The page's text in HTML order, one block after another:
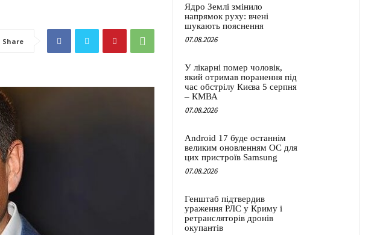
Share
Ядро Землі змінило
напрямок руху: вчені
шукають пояснення
07.08.2026
У лікарні помер чоловік,
який отримав поранення під
час обстрілу Києва 5 серпня
– КМВА
07.08.2026
Android 17 буде останнім
великим оновленням ОС для
цих пристроїв Samsung
07.08.2026
Генштаб підтвердив
ураження РЛС у Криму і
ретрансляторів дронів
окупантів